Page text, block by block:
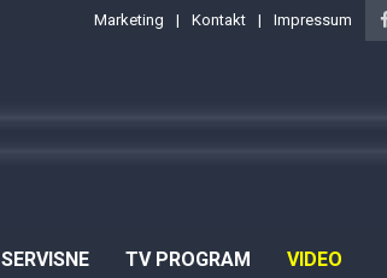
Marketing Kontakt Impressum
SERVISNE TV PROGRAM VIDEO